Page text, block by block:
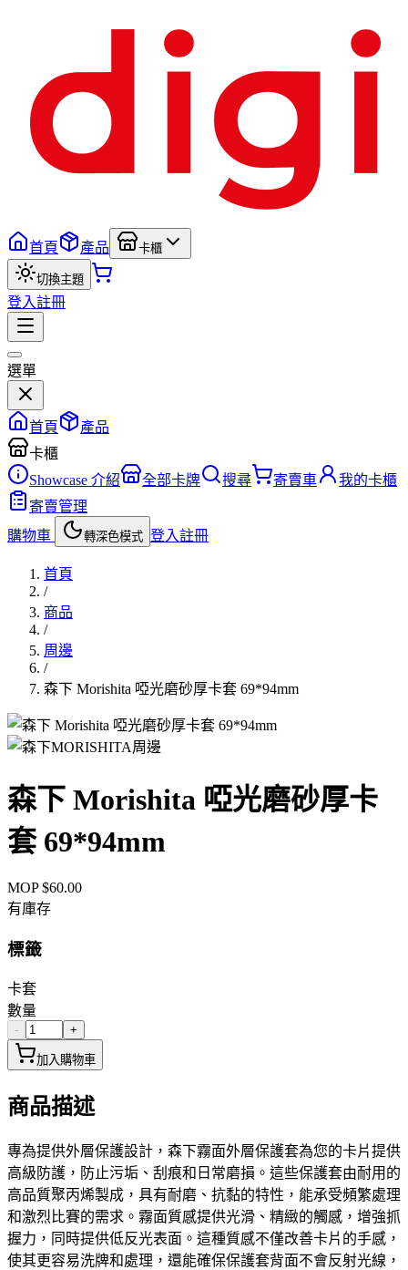
首頁 產品 卡櫃
切換主題
登入註冊
選單
首頁
產品
卡櫃
Showcase 介紹
全部卡牌 搜尋 寄賣車
我的卡櫃
寄賣管理
購物車
轉深色模式 登入註冊
首頁
/
商品
/
周邊
/
森下 Morishita 啞光磨砂厚卡套 69*94mm
周邊
森下 Morishita 啞光磨砂厚卡
套 69*94mm
MOP $60.00
有庫存
標籤
卡套
數量
- +
加入購物車
商品描述
專為提供外層保護設計，森下霧面外層保護套為您的卡片提供
高級防護，防止污垢、刮痕和日常磨損。這些保護套由耐用的
高品質聚丙烯製成，具有耐磨、抗黏的特性，能承受頻繁處理
和激烈比賽的需求。霧面質感提供光滑、精緻的觸感，增強抓
握力，同時提供低反光表面。這種質感不僅改善卡片的手感，
使其更容易洗牌和處理，還能確保保護套背面不會反射光線，